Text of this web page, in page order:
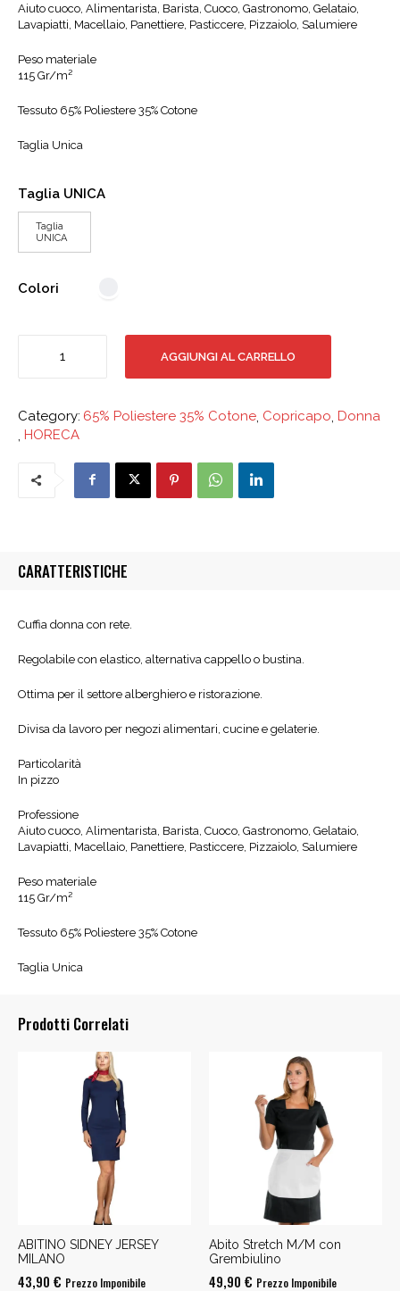
Aiuto cuoco, Alimentarista, Barista, Cuoco, Gastronomo, Gelataio,
Lavapiatti, Macellaio, Panettiere, Pasticcere, Pizzaiolo, Salumiere
Peso materiale
115 Gr/m²
Tessuto 65% Poliestere 35% Cotone
Taglia Unica
Taglia UNICA
Taglia
UNICA
Colori
quantità
AGGIUNGI AL CARRELLO
Category: 65% Poliestere 35% Cotone Copricapo Donna
HORECA
CARATTERISTICHE
Cuffia donna con rete.
Regolabile con elastico, alternativa cappello o bustina.
Ottima per il settore alberghiero e ristorazione.
Divisa da lavoro per negozi alimentari, cucine e gelaterie.
Particolarità
In pizzo
Professione
Aiuto cuoco, Alimentarista, Barista, Cuoco, Gastronomo, Gelataio,
Lavapiatti, Macellaio, Panettiere, Pasticcere, Pizzaiolo, Salumiere
Peso materiale
115 Gr/m²
Tessuto 65% Poliestere 35% Cotone
Taglia Unica
Prodotti Correlati
ABITINO SIDNEY JERSEY
MILANO
43,90 € Prezzo Imponibile
Abito Stretch M/M con
Grembiulino
49,90 € Prezzo Imponibile